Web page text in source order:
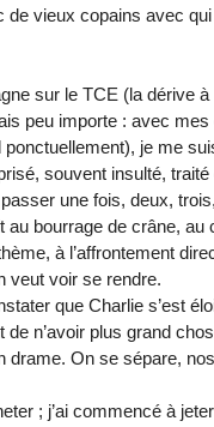
de vieux copains avec
sur le TCE (la dérive
peu importe : avec mes
je me
souvent insulté,
une fois, deux,
au bourrage de crâne, au
à l’affrontement
veut voir se rendre.
que Charlie s’est
de n’avoir plus grand
drame. On se sépare,
; j’ai commencé à